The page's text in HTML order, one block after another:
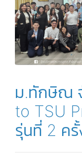
ม.ทักษิณ
to TSU
รุ่นที่ 2 ค